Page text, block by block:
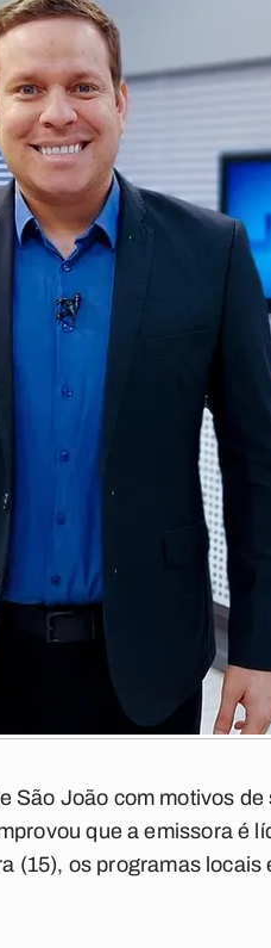
São João com motivos
que a emissora é
(15), os programas